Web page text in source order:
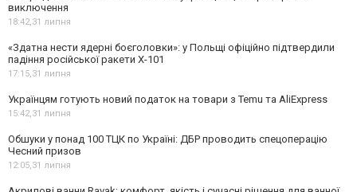
виключення
18:42,31 липня
«Здатна нести ядерні боєголовки»: у Польщі офіційно підтвердили
падіння російської ракети Х-101
17:15,31 липня
Українцям готують новий податок на товари з Temu та AliExpress
15:42,31 липня
Обшуки у понад 100 ТЦК по Україні: ДБР проводить спецоперацію
Чесний призов
12:05,31 липня